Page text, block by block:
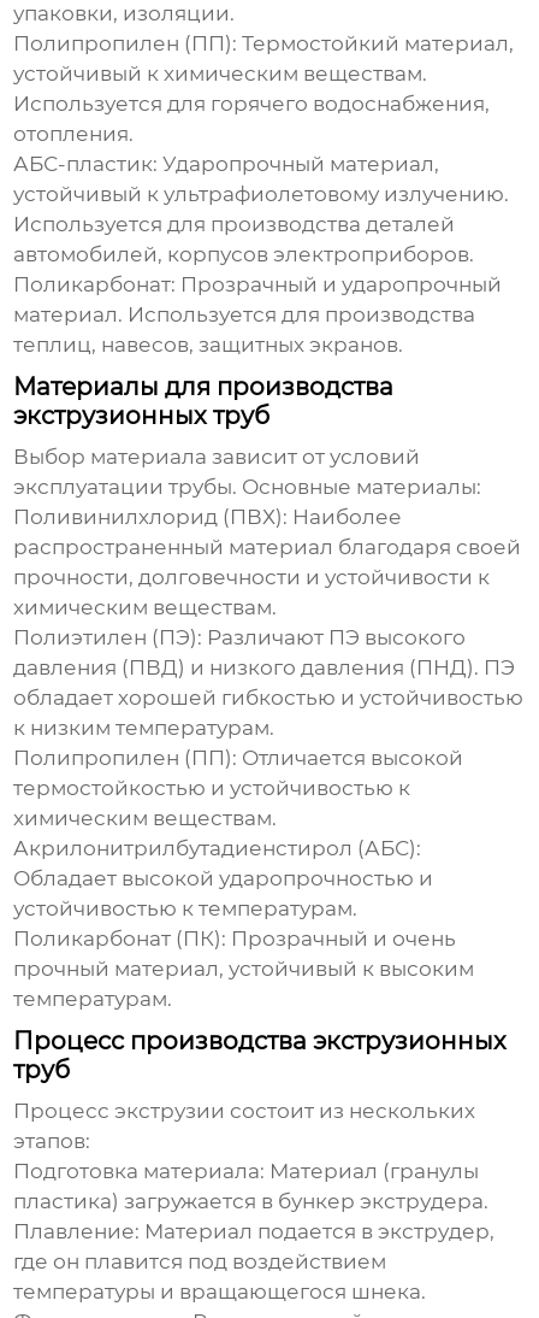
упаковки, изоляции.
Полипропилен (ПП): Термостойкий материал,
устойчивый к химическим веществам.
Используется для горячего водоснабжения,
отопления.
АБС-пластик: Ударопрочный материал,
устойчивый к ультрафиолетовому излучению.
Используется для производства деталей
автомобилей, корпусов электроприборов.
Поликарбонат: Прозрачный и ударопрочный
материал. Используется для производства
теплиц, навесов, защитных экранов.
Материалы для производства
экструзионных труб
Выбор материала зависит от условий
эксплуатации трубы. Основные материалы:
Поливинилхлорид (ПВХ): Наиболее
распространенный материал благодаря своей
прочности, долговечности и устойчивости к
химическим веществам.
Полиэтилен (ПЭ): Различают ПЭ высокого
давления (ПВД) и низкого давления (ПНД). ПЭ
обладает хорошей гибкостью и устойчивостью
к низким температурам.
Полипропилен (ПП): Отличается высокой
термостойкостью и устойчивостью к
химическим веществам.
Акрилонитрилбутадиенстирол (АБС):
Обладает высокой ударопрочностью и
устойчивостью к температурам.
Поликарбонат (ПК): Прозрачный и очень
прочный материал, устойчивый к высоким
температурам.
Процесс производства экструзионных
труб
Процесс экструзии состоит из нескольких
этапов:
Подготовка материала: Материал (гранулы
пластика) загружается в бункер экструдера.
Плавление: Материал подается в экструдер,
где он плавится под воздействием
температуры и вращающегося шнека.